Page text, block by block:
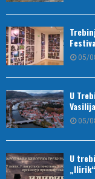
05/
U
05/
U